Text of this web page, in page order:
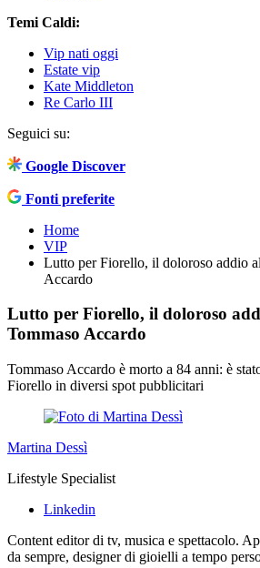
Temi Caldi:
Vip nati oggi
Estate vip
Kate Middleton
Re Carlo III
Seguici su:
Google Discover
Fonti preferite
Home
VIP
Lutto per Fiorello, il doloroso addio
Accardo
Lutto per Fiorello, il doloroso
Tommaso Accardo
Tommaso Accardo è morto a 84 anni: è
Fiorello in diversi spot pubblicitari
Martina Dessì
Lifestyle Specialist
Linkedin
Content editor di tv, musica e spettacolo.
da sempre, designer di gioielli a tempo